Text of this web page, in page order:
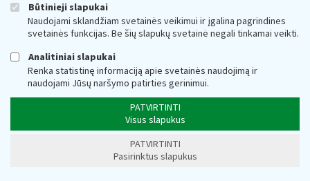
Būtinieji slapukai
Naudojami sklandžiam svetainės veikimui ir įgalina pagrindines
svetainės funkcijas. Be šių slapukų svetainė negali tinkamai veikti.
Analitiniai slapukai
Renka statistinę informaciją apie svetainės naudojimą ir
naudojami Jūsų naršymo patirties gerinimui.
PATVIRTINTI
Visus slapukus
PATVIRTINTI
Pasirinktus slapukus
Interneto svetainės atitikties paraiška
Nuorodos
Konsultacijos mokesčių klausimais ir paslaugos